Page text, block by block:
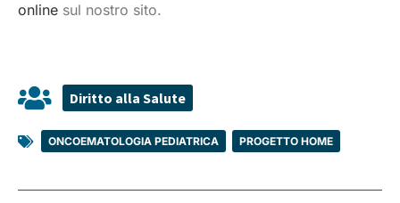
online sul nostro sito.
Diritto alla Salute
ONCOEMATOLOGIA PEDIATRICA PROGETTO HOME